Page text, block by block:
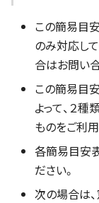
この簡易目
のみ対応し
合はお問い
この簡易目
よって、２
ものをご利用
各簡易目安
ださい。
次の場合は